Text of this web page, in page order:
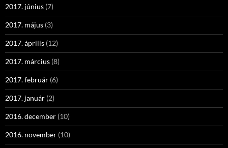
2017. június (7)
2017. május (3)
2017. április (12)
2017. március (8)
2017. február (6)
2017. január (2)
2016. december (10)
2016. november (10)